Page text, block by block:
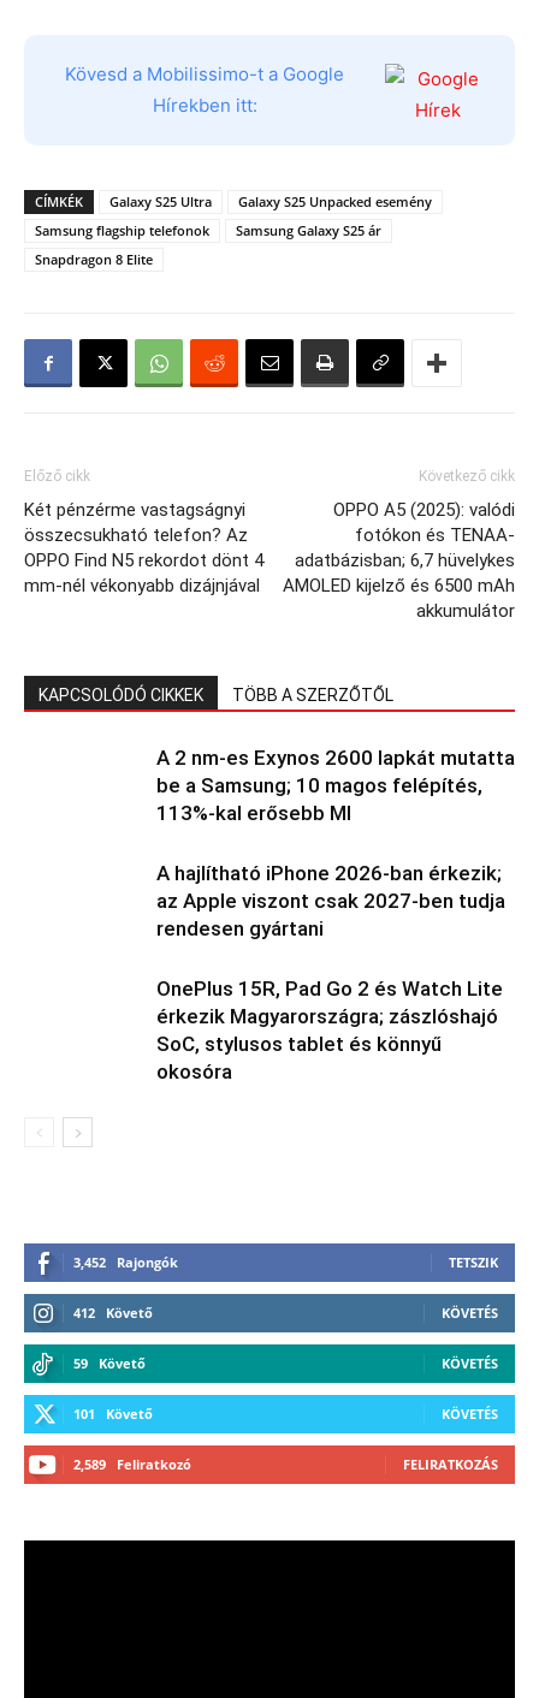
Kövesd a Mobilissimo-t a Google
Hírekben itt:
CÍMKÉK Galaxy S25 Ultra
Galaxy S25 Unpacked esemény
Samsung flagship telefonok
Samsung Galaxy S25 ár
Snapdragon 8 Elite
Előző cikk
Két pénzérme vastagságnyi
összecsukható telefon? Az
OPPO Find N5 rekordot dönt 4
mm-nél vékonyabb dizájnjával
Következő cikk
OPPO A5 (2025): valódi
fotókon és TENAA-
adatbázisban; 6,7 hüvelykes
AMOLED kijelző és 6500 mAh
akkumulátor
KAPCSOLÓDÓ CIKKEK TÖBB A SZERZŐTŐL
A 2 nm-es Exynos 2600 lapkát mutatta
be a Samsung; 10 magos felépítés,
113%-kal erősebb MI
A hajlítható iPhone 2026-ban érkezik;
az Apple viszont csak 2027-ben tudja
rendesen gyártani
OnePlus 15R, Pad Go 2 és Watch Lite
érkezik Magyarországra; zászlóshajó
SoC, stylusos tablet és könnyű
okosóra
3,452 Rajongók TETSZIK
412 Követő KÖVETÉS
59 Követő KÖVETÉS
101 Követő KÖVETÉS
2,589 Feliratkozó FELIRATKOZÁS